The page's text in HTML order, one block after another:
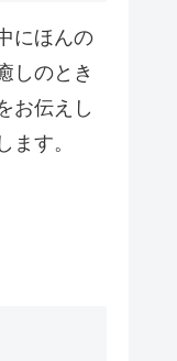
にほんの
しのとき
お伝えし
ます。